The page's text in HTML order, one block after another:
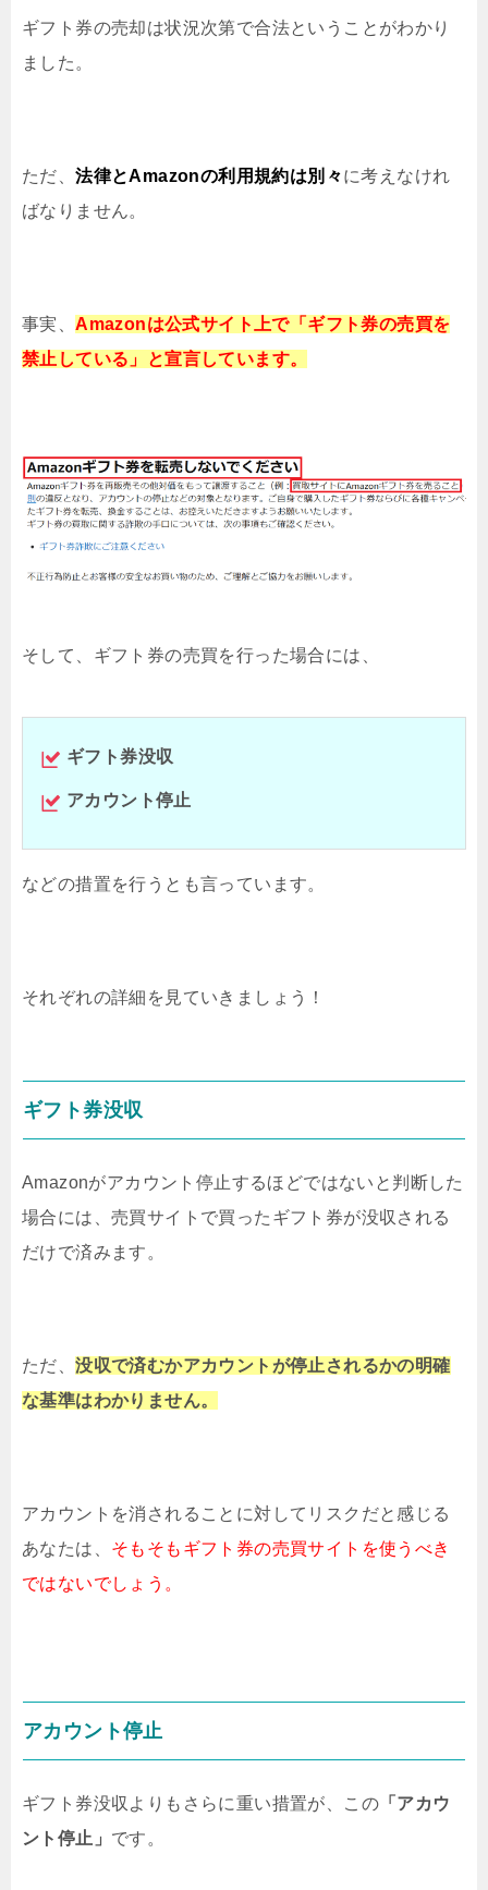
ギフト券の売却は状況次第で合法ということがわかり
ました。
ただ、法律とAmazonの利用規約は別々に考えなけれ
ばなりません。
事実、Amazonは公式サイト上で「ギフト券の売買を
禁止している」
と宣言しています。
そして、ギフト券の売買を行った場合には、
ギフト券没収
アカウント停止
などの措置を行うとも言っています。
それぞれの詳細を見ていきましょう！
ギフト券没収
Amazonがアカウント停止するほどではないと判断した
場合には、売買サイトで買ったギフト券が没収される
だけで済みます。
ただ、没収で済むかアカウントが停止されるかの明確
な基準はわかりません。
アカウントを消されることに対してリスクだと感じる
あなたは、 そもそもギフト券の売買サイトを使うべき
ではないでしょう。
アカウント停止
ギフト券没収よりもさらに重い措置が、この 「アカウ
ント停止」 です。